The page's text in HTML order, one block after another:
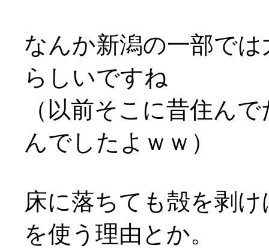
なんか新潟の一部で
らしいですね
（以前そこに昔住ん
んでしたよｗｗ）
床に落ちても殻を剥
を使う理由とか。